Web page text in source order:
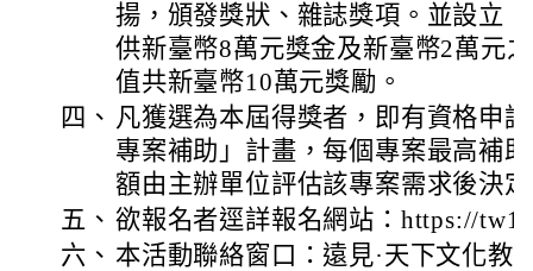
揚，頒發獎狀、雜誌獎項。並設立
供新臺幣8萬元獎金及新臺幣2萬元
值共新臺幣10萬元獎勵。
四、 凡獲選為本屆得獎者，即有資格申
專案補助」計畫，每個專案最高補
額由主辦單位評估該專案需求後決
五、 欲報名者逕詳報名網站：https://
六、 本活動聯絡窗口：遠見·天下文化教